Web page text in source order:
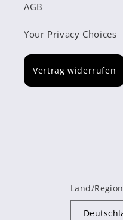
AGB
Your Privacy Choices
Vertrag widerrufen
Land/Region